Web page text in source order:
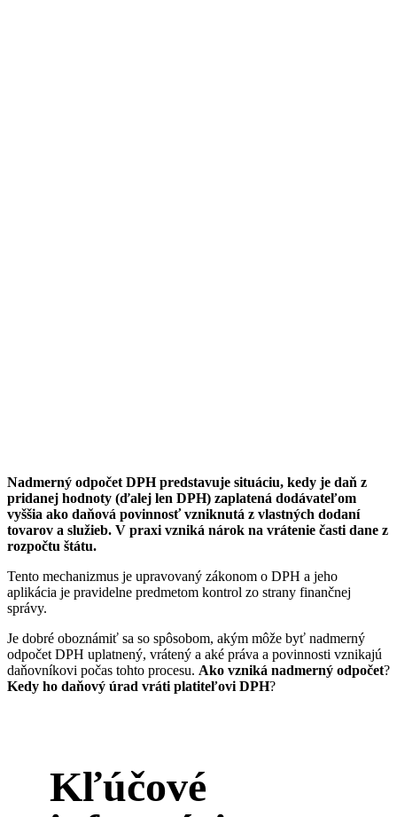
Nadmerný odpočet DPH predstavuje situáciu, kedy je daň z
pridanej hodnoty (ďalej len DPH) zaplatená dodávateľom
vyššia ako daňová povinnosť vzniknutá z vlastných dodaní
tovarov a služieb. V praxi vzniká nárok na vrátenie časti dane z
rozpočtu štátu.
Tento mechanizmus je upravovaný zákonom o DPH a jeho
aplikácia je pravidelne predmetom kontrol zo strany finančnej
správy.
Je dobré oboznámiť sa so spôsobom, akým môže byť nadmerný
odpočet DPH uplatnený, vrátený a aké práva a povinnosti vznikajú
daňovníkovi počas tohto procesu. Ako vzniká nadmerný odpočet?
Kedy ho daňový úrad vráti platiteľovi DPH?
Kľúčové